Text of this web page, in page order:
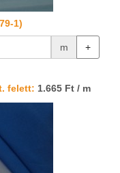
1)
m +
felett: 1.665 Ft / m